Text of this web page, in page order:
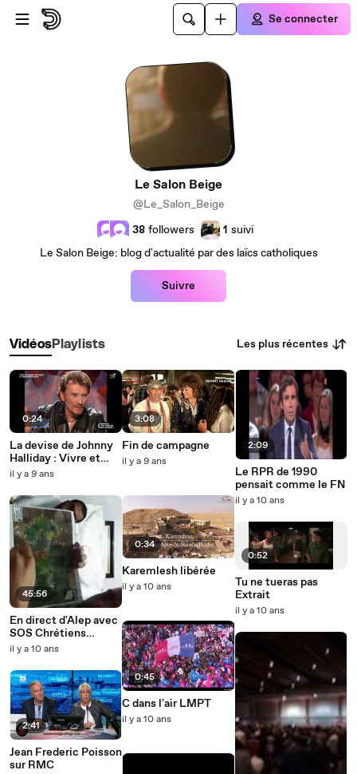
Passer au contenu principal
Se connecter
Le Salon Beige
@Le_Salon_Beige
38 followers 1 suivi
Le Salon Beige: blog d'actualité par des laïcs catholiques
Suivre
VidéosPlaylists Les plus récentes
0:24
La devise de Johnny
Halliday : Vivre et
laisser vivre
il y a 9 ans
45:56
En direct d'Alep avec
SOS Chrétiens
d'Orient
il y a 10 ans
2:41
Jean Frederic Poisson
sur RMC
3:08
Fin de campagne
il y a 9 ans
0:34
Karemlesh libérée
il y a 10 ans
0:45
C dans l'air LMPT
il y a 10 ans
2:09
Le RPR de 1990
pensait comme le FN
il y a 10 ans
0:52
Tu ne tueras pas
Extrait
il y a 10 ans